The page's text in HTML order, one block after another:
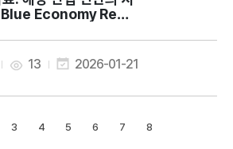
Blue Economy Repo
13 2026-01-21
3 4 5 6 7 8